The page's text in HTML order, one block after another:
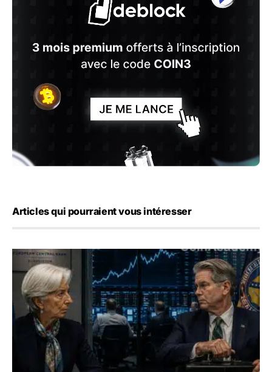
Articles qui pourraient vous intéresser
Yen : Washington a vendu des euros sans prévenir la